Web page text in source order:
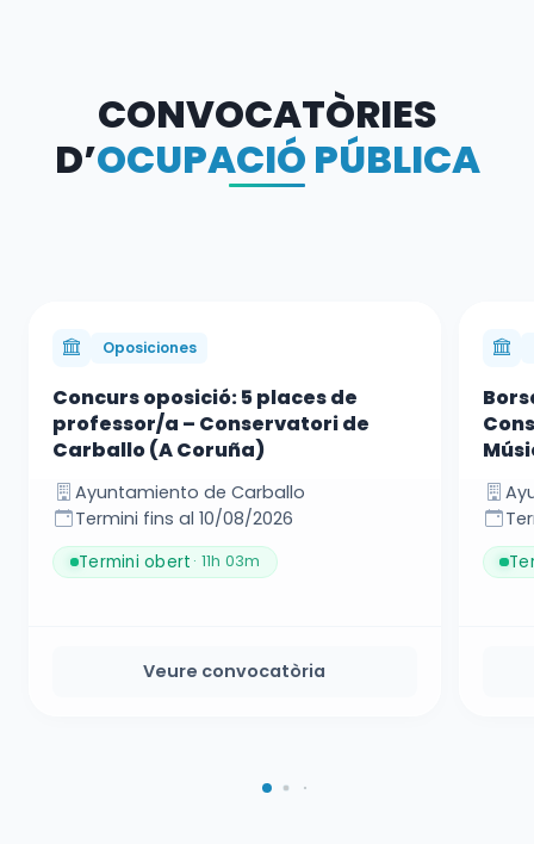
CONVOCATÒRIES
D’OCUPACIÓ PÚBLICA
Oposiciones
Concurs oposició: 5 places de
professor/a – Conservatori de
Carballo (A Coruña)
Ayuntamiento de Carballo
Termini fins al 10/08/2026
Termini obert · 11h 03m
Veure convocatòria